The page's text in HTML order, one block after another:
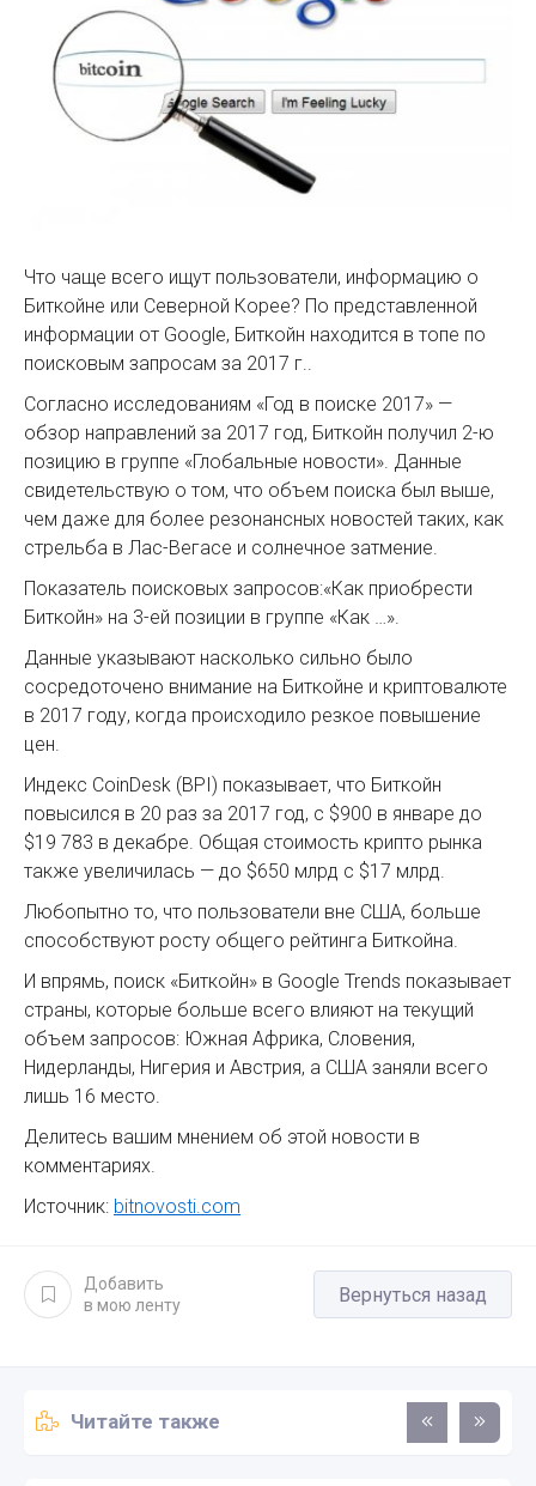
Что чаще всего ищут пользователи, информацию о
Биткойне или Северной Корее? По представленной
информации от Google, Биткойн находится в топе по
поисковым запросам за 2017 г..
Согласно исследованиям «Год в поиске 2017» —
обзор направлений за 2017 год, Биткойн получил 2-ю
позицию в группе «Глобальные новости». Данные
свидетельствую о том, что объем поиска был выше,
чем даже для более резонансных новостей таких, как
стрельба в Лас-Вегасе и солнечное затмение.
Показатель поисковых запросов:«Как приобрести
Биткойн» на 3-ей позиции в группе «Как …».
Данные указывают насколько сильно было
сосредоточено внимание на Биткойне и криптовалюте
в 2017 году, когда происходило резкое повышение
цен.
Индекс CoinDesk (BPI) показывает, что Биткойн
повысился в 20 раз за 2017 год, с $900 в январе до
$19 783 в декабре. Общая стоимость крипто рынка
также увеличилась — до $650 млрд с $17 млрд.
Любопытно то, что пользователи вне США, больше
способствуют росту общего рейтинга Биткойна.
И впрямь, поиск «Биткойн» в Google Trends показывает
страны, которые больше всего влияют на текущий
объем запросов: Южная Африка, Словения,
Нидерланды, Нигерия и Австрия, а США заняли всего
лишь 16 место.
Делитесь вашим мнением об этой новости в
комментариях.
Источник: bitnovosti.com
Добавить
в мою ленту
Вернуться назад
Читайте также